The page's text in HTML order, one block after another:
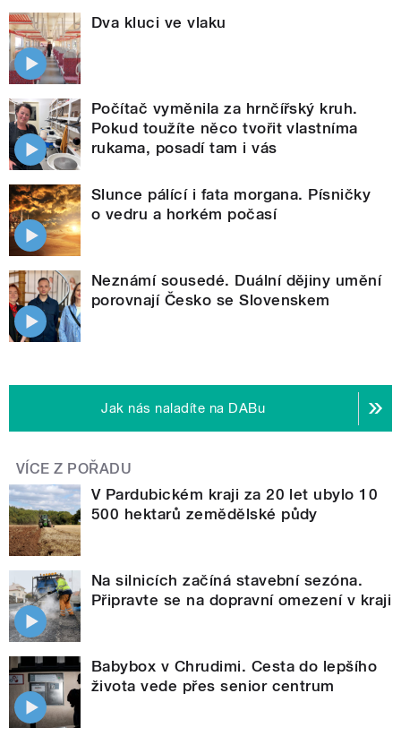
Dva kluci ve vlaku
Počítač vyměnila za hrnčířský kruh.
Pokud toužíte něco tvořit vlastníma
rukama, posadí tam i vás
Slunce pálící i fata morgana. Písničky
o vedru a horkém počasí
Neznámí sousedé. Duální dějiny umění
porovnají Česko se Slovenskem
Jak nás naladíte na DABu
VÍCE Z POŘADU
V Pardubickém kraji za 20 let ubylo 10
500 hektarů zemědělské půdy
Na silnicích začíná stavební sezóna.
Připravte se na dopravní omezení v kraji
Babybox v Chrudimi. Cesta do lepšího
života vede přes senior centrum